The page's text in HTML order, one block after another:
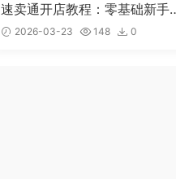
速卖通开店教程：零基础新手
何从0到1做速卖通（2026完
版）
2026-03-23 148 0